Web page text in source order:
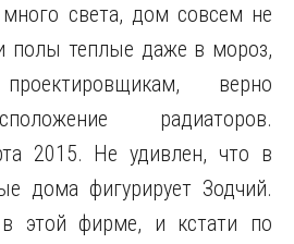
света, дом совсем не
полы теплые даже в мороз,
верно
радиаторов.
2015. Не удивлен, что в
дома фигурирует Зодчий.
этой фирме, и кстати по